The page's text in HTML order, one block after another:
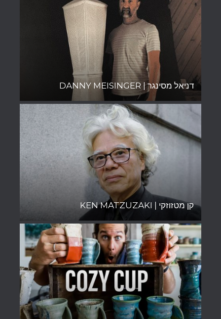
דניאל מסינגר | DANNY MEISINGER
קן מטזוזקי | KEN MATZUZAKI